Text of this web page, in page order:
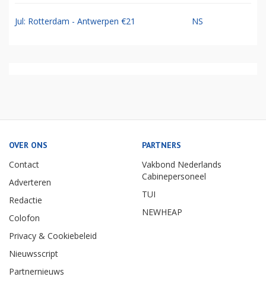
Jul: Rotterdam - Antwerpen €21 NS
OVER ONS
Contact
Adverteren
Redactie
Colofon
Privacy & Cookiebeleid
Nieuwsscript
Partnernieuws
PARTNERS
Vakbond Nederlands
Cabinepersoneel
TUI
NEWHEAP